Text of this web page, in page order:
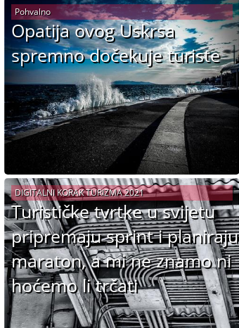
Opatija ovog Uskrsa
spremno dočekuje turiste
Pohvalno
Turističke tvrtke u svijetu
pripremaju sprint i planiraju
maraton, a mi ne znamo ni
hoćemo li trčati
DIGITALNI KORAK TURIZMA 2021